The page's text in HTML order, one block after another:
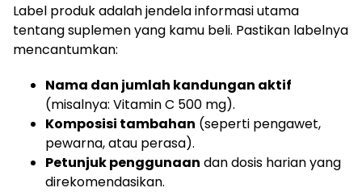
Label produk adalah jendela informasi utama
tentang suplemen yang kamu beli. Pastikan labelnya
mencantumkan:
Nama dan jumlah kandungan aktif
(misalnya: Vitamin C 500 mg).
Komposisi tambahan (seperti pengawet,
pewarna, atau perasa).
Petunjuk penggunaan dan dosis harian yang
direkomendasikan.